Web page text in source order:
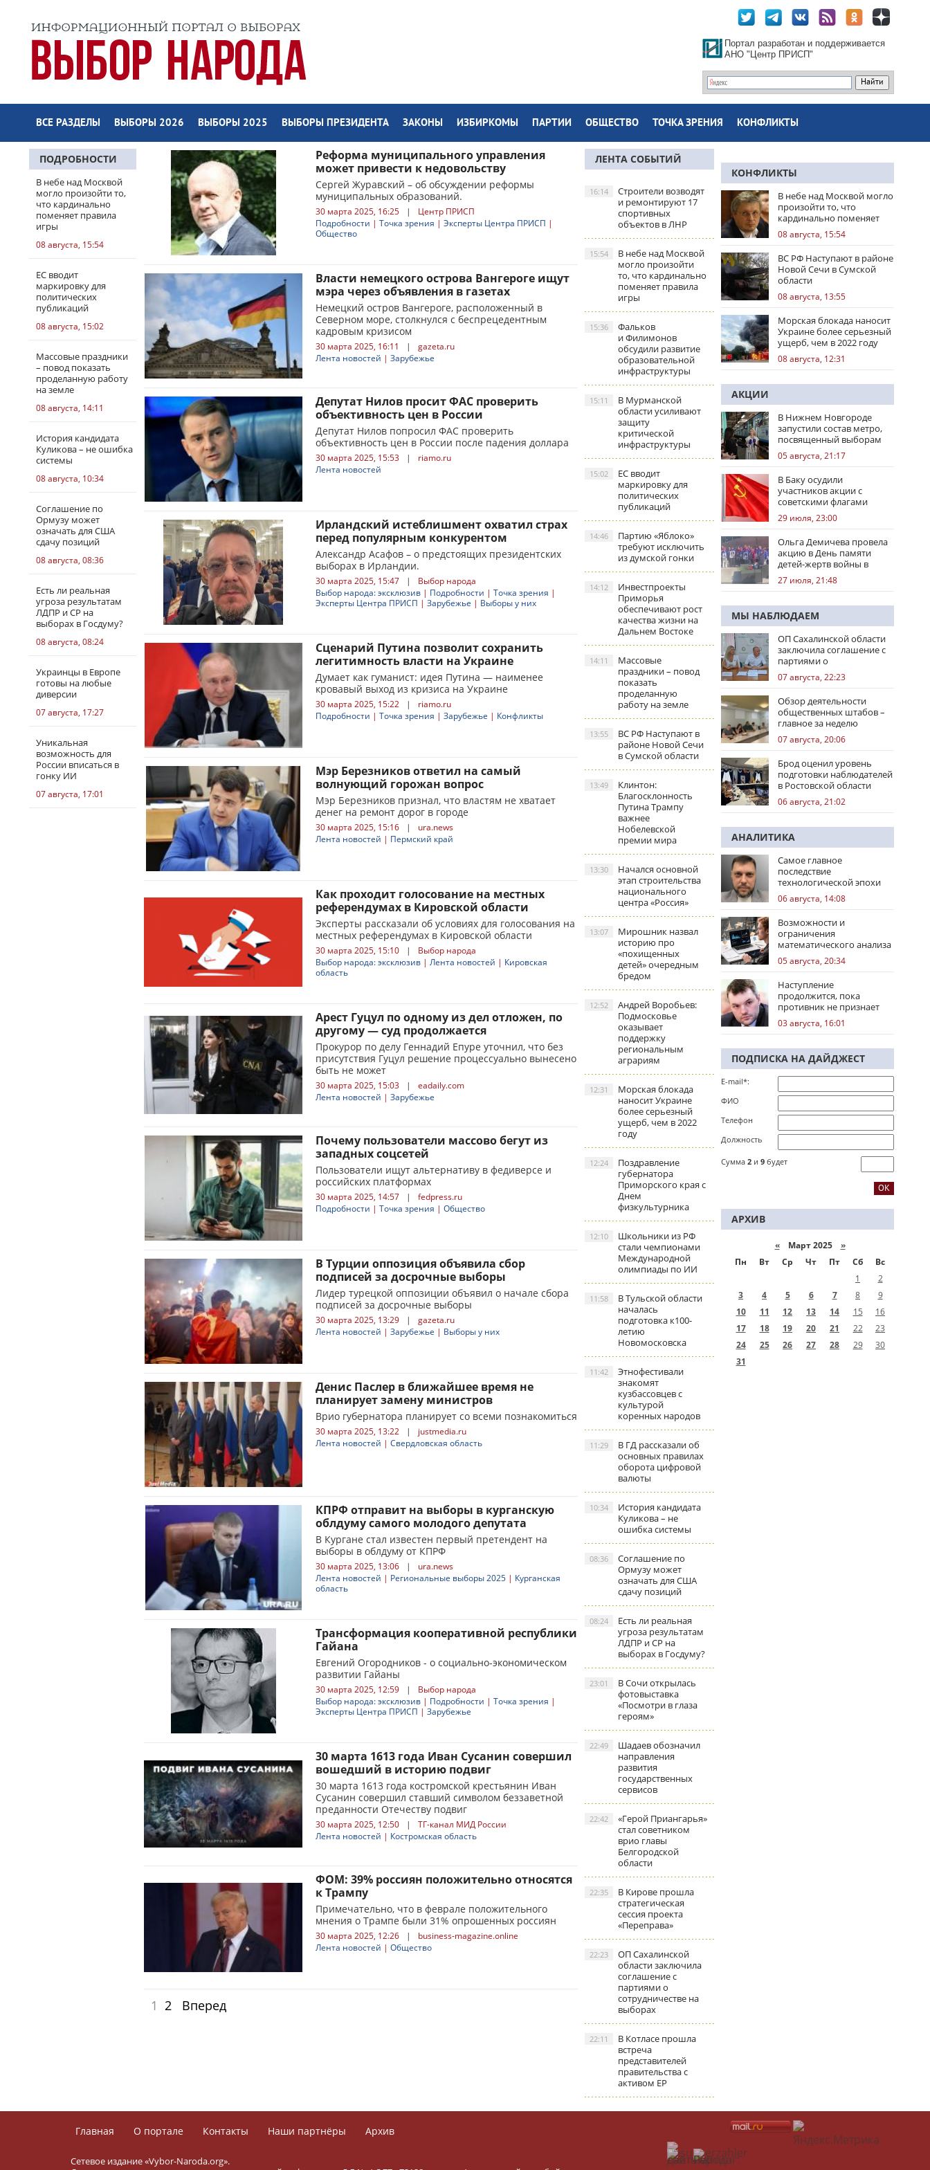
Портал разработан и поддерживается
АНО "Центр ПРИСП"
ВСЕ РАЗДЕЛЫ ВЫБОРЫ 2026 ВЫБОРЫ 2025 ВЫБОРЫ ПРЕЗИДЕНТА ЗАКОНЫ ИЗБИРКОМЫ ПАРТИИ ОБЩЕСТВО ТОЧКА ЗРЕНИЯ КОНФЛИКТЫ
ПОДРОБНОСТИ
В небе над Москвой
могло произойти то,
что кардинально
поменяет правила
игры
08 августа, 15:54
ЕС вводит
маркировку для
политических
публикаций
08 августа, 15:02
Массовые праздники
– повод показать
проделанную работу
на земле
08 августа, 14:11
История кандидата
Куликова – не ошибка
системы
08 августа, 10:34
Соглашение по
Ормузу может
означать для США
сдачу позиций
08 августа, 08:36
Есть ли реальная
угроза результатам
ЛДПР и СР на
выборах в Госдуму?
08 августа, 08:24
Украинцы в Европе
готовы на любые
диверсии
07 августа, 17:27
Уникальная
возможность для
России вписаться в
гонку ИИ
07 августа, 17:01
Реформа муниципального управления
может привести к недовольству
Сергей Журавский – об обсуждении реформы
муниципальных образований.
30 марта 2025, 16:25 |
Центр ПРИСП
Подробности | Точка зрения | Эксперты Центра ПРИСП |
Общество
Власти немецкого острова Вангероге ищут
мэра через объявления в газетах
Немецкий остров Вангероге, расположенный в
Северном море, столкнулся с беспрецедентным
кадровым кризисом
30 марта 2025, 16:11 |
gazeta.ru
Лента новостей | Зарубежье
Депутат Нилов просит ФАС проверить
объективность цен в России
Депутат Нилов попросил ФАС проверить
объективность цен в России после падения доллара
30 марта 2025, 15:53 |
riamo.ru
Лента новостей
Ирландский истеблишмент охватил страх
перед популярным конкурентом
Александр Асафов – о предстоящих президентских
выборах в Ирландии.
30 марта 2025, 15:47 |
Выбор народа
Выбор народа: эксклюзив | Подробности | Точка зрения |
Эксперты Центра ПРИСП | Зарубежье | Выборы у них
Сценарий Путина позволит сохранить
легитимность власти на Украине
Думает как гуманист: идея Путина — наименее
кровавый выход из кризиса на Украине
30 марта 2025, 15:22 |
riamo.ru
Подробности | Точка зрения | Зарубежье | Конфликты
Мэр Березников ответил на самый
волнующий горожан вопрос
Мэр Березников признал, что властям не хватает
денег на ремонт дорог в городе
30 марта 2025, 15:16 |
ura.news
Лента новостей | Пермский край
Как проходит голосование на местных
референдумах в Кировской области
Эксперты рассказали об условиях для голосования на
местных референдумах в Кировской области
30 марта 2025, 15:10 |
Выбор народа
Выбор народа: эксклюзив | Лента новостей | Кировская
область
Арест Гуцул по одному из дел отложен, по
другому — суд продолжается
Прокурор по делу Геннадий Епуре уточнил, что без
присутствия Гуцул решение процессуально вынесено
быть не может
30 марта 2025, 15:03 |
eadaily.com
Лента новостей | Зарубежье
Почему пользователи массово бегут из
западных соцсетей
Пользователи ищут альтернативу в федиверсе и
российских платформах
30 марта 2025, 14:57 |
fedpress.ru
Подробности | Точка зрения | Общество
В Турции оппозиция объявила сбор
подписей за досрочные выборы
Лидер турецкой оппозиции объявил о начале сбора
подписей за досрочные выборы
30 марта 2025, 13:29 |
gazeta.ru
Лента новостей | Зарубежье | Выборы у них
Денис Паслер в ближайшее время не
планирует замену министров
Врио губернатора планирует со всеми познакомиться
30 марта 2025, 13:22 |
justmedia.ru
Лента новостей | Свердловская область
КПРФ отправит на выборы в курганскую
облдуму самого молодого депутата
В Кургане стал известен первый претендент на
выборы в облдуму от КПРФ
30 марта 2025, 13:06 |
ura.news
Лента новостей | Региональные выборы 2025 | Курганская
область
Трансформация кооперативной республики
Гайана
Евгений Огородников - о социально-экономическом
развитии Гайаны
30 марта 2025, 12:59 |
Выбор народа
Выбор народа: эксклюзив | Подробности | Точка зрения |
Эксперты Центра ПРИСП | Зарубежье
30 марта 1613 года Иван Сусанин совершил
вошедший в историю подвиг
30 марта 1613 года костромской крестьянин Иван
Сусанин совершил ставший символом беззаветной
преданности Отечеству подвиг
30 марта 2025, 12:50 |
ТГ-канал МИД России
Лента новостей | Костромская область
ФОМ: 39% россиян положительно относятся
к Трампу
Примечательно, что в феврале положительного
мнения о Трампе были 31% опрошенных россиян
30 марта 2025, 12:26 |
business-magazine.online
Лента новостей | Общество
1 2 Вперед
ЛЕНТА СОБЫТИЙ
Строители возводят
и ремонтируют 17
спортивных
объектов в ЛНР
16:14
В небе над Москвой
могло произойти
то, что кардинально
поменяет правила
игры
15:54
Фальков
и Филимонов
обсудили развитие
образовательной
инфраструктуры
15:36
В Мурманской
области усиливают
защиту
критической
инфраструктуры
15:11
ЕС вводит
маркировку для
политических
публикаций
15:02
Партию «Яблоко»
требуют исключить
из думской гонки
14:46
Инвестпроекты
Приморья
обеспечивают рост
качества жизни на
Дальнем Востоке
14:12
Массовые
праздники – повод
показать
проделанную
работу на земле
14:11
ВС РФ Наступают в
районе Новой Сечи
в Сумской области
13:55
Клинтон:
Благосклонность
Путина Трампу
важнее
Нобелевской
премии мира
13:49
Начался основной
этап строительства
национального
центра «Россия»
13:30
Мирошник назвал
историю про
«похищенных
детей» очередным
бредом
13:07
Андрей Воробьев:
Подмосковье
оказывает
поддержку
региональным
аграриям
12:52
Морская блокада
наносит Украине
более серьезный
ущерб, чем в 2022
году
12:31
Поздравление
губернатора
Приморского края с
Днем
физкультурника
12:24
Школьники из РФ
стали чемпионами
Международной
олимпиады по ИИ
12:10
В Тульской области
началась
подготовка к100-
летию
Новомосковска
11:58
Этнофестивали
знакомят
кузбассовцев с
культурой
коренных народов
11:42
В ГД рассказали об
основных правилах
оборота цифровой
валюты
11:29
История кандидата
Куликова – не
ошибка системы
10:34
Соглашение по
Ормузу может
означать для США
сдачу позиций
08:36
Есть ли реальная
угроза результатам
ЛДПР и СР на
выборах в Госдуму?
08:24
В Сочи открылась
фотовыставка
«Посмотри в глаза
героям»
23:01
Шадаев обозначил
направления
развития
государственных
сервисов
22:49
«Герой Приангарья»
стал советником
врио главы
Белгородской
области
22:42
В Кирове прошла
стратегическая
сессия проекта
«Переправа»
22:35
ОП Сахалинской
области заключила
соглашение с
партиями о
сотрудничестве на
выборах
22:23
В Котласе прошла
встреча
представителей
правительства с
активом ЕР
22:11
КОНФЛИКТЫ
В небе над Москвой могло
произойти то, что
кардинально поменяет
правила игры
08 августа, 15:54
ВС РФ Наступают в районе
Новой Сечи в Сумской
области
08 августа, 13:55
Морская блокада наносит
Украине более серьезный
ущерб, чем в 2022 году
08 августа, 12:31
АКЦИИ
В Нижнем Новгороде
запустили состав метро,
посвященный выборам
05 августа, 21:17
В Баку осудили
участников акции с
советскими флагами
29 июля, 23:00
Ольга Демичева провела
акцию в День памяти
детей-жертв войны в
Донбассе
27 июля, 21:48
МЫ НАБЛЮДАЕМ
ОП Сахалинской области
заключила соглашение с
партиями о
сотрудничестве на
выборах
07 августа, 22:23
Обзор деятельности
общественных штабов –
главное за неделю
07 августа, 20:06
Брод оценил уровень
подготовки наблюдателей
в Ростовской области
06 августа, 21:02
АНАЛИТИКА
Самое главное
последствие
технологической эпохи
06 августа, 14:08
Возможности и
ограничения
математического анализа
избирательных кампаний
05 августа, 20:34
Наступление
продолжится, пока
противник не признает
стратегическое
поражение
03 августа, 16:01
ПОДПИСКА НА ДАЙДЖЕСТ
E-mail*:
ФИО
Телефон
Должность
Сумма 2 и 9 будет
АРХИВ
«Март 2025 »
Пн
Вт Ср Чт Пт Сб
Вс
1
2
3
4 5 6 7 8
9
10
11 12 13 14 15
16
17
18 19 20 21 22
23
24
25 26 27 28 29
30
31
Главная О портале Контакты Наши партнёры Архив
Сетевое издание «Vybor-Naroda.org».